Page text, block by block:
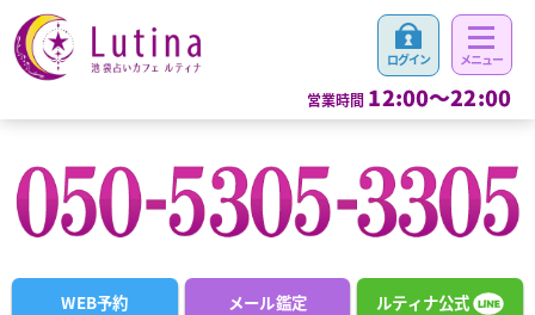
営業時間 12:00～22:00
WEB予約 メール鑑定 ルティナ公式